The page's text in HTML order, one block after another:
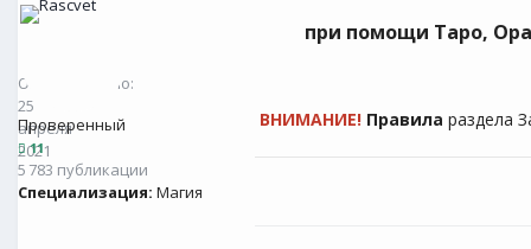
Опубликовано:
25
апреля
2021
Проверенный
11
5 783 публикации
Специализация: Магия
при помощи Таро,
ВНИМАНИЕ! Правила раздела